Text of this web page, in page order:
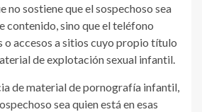
no sostiene que el sospechoso sea
contenido, sino que el teléfono
o accesos a sitios cuyo propio título
de explotación sexual infantil.
de material de pornografía infantil,
sea quien está en esas